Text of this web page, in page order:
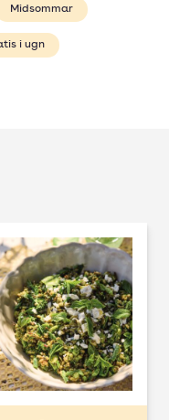
Midsommar
i ugn